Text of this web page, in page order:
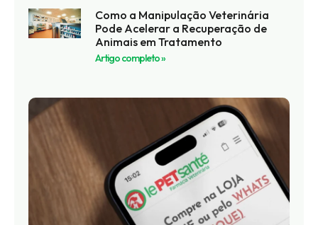
Como a Manipulação Veterinária
Pode Acelerar a Recuperação de
Animais em Tratamento
Artigo completo »